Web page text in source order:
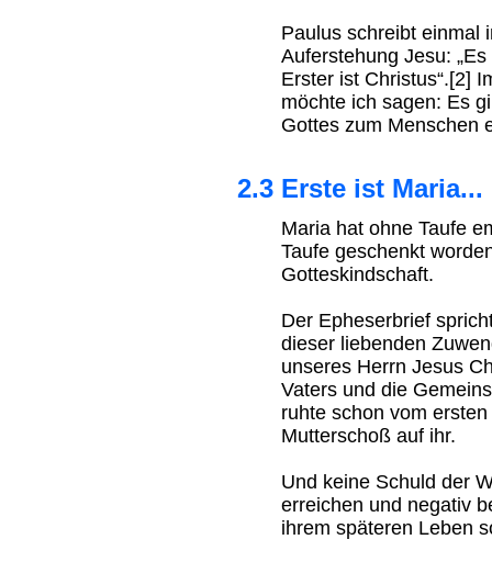
Paulus schreibt einmal
Auferstehung Jesu:
Erster ist Christus“.[2]
möchte ich sagen: Es
Gottes zum Menschen
2.3 Erste ist Maria...
Maria hat ohne Taufe
Taufe geschenkt
Gotteskindschaft.
Der Epheserbrief
dieser liebenden
unseres Herrn Jesus
Vaters und die
ruhte schon vom
Mutterschoß auf ihr.
Und keine Schuld der
erreichen und negativ
ihrem späteren Leben